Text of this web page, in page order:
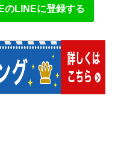
のLINEに登録する